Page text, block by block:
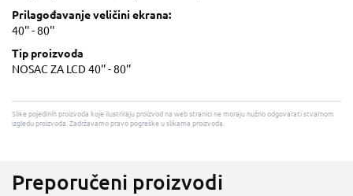
Prilagođavanje veličini ekrana:
40'' - 80''
Tip proizvoda
NOSAC ZA LCD 40'' - 80''
Slike pojedinih proizvoda koje ilustriraju proizvod na web stranici ne moraju nužno odgovarati stvarnom
izgledu proizvoda. Zadržavamo pravo pogreške u slikama proizvoda.
Preporučeni proizvodi